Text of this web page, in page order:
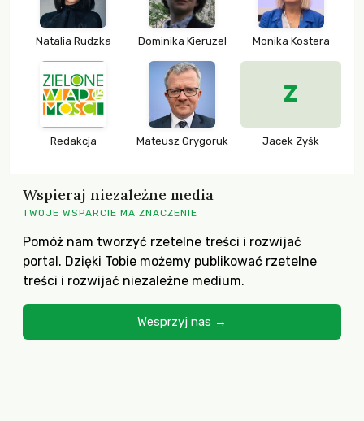
Natalia Rudzka Dominika Kieruzel Monika Kostera
Redakcja Mateusz Grygoruk
Z
Jacek Zyśk
Wspieraj niezależne media
TWOJE WSPARCIE MA ZNACZENIE
Pomóż nam tworzyć rzetelne treści i rozwijać
portal. Dzięki Tobie możemy publikować rzetelne
treści i rozwijać niezależne medium.
Wesprzyj nas →